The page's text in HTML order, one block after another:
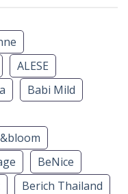
ALESE
Babi Mild
BeNice
Berich Thailand